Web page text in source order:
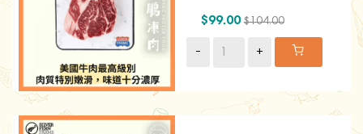
$99.00 $104.00
- +